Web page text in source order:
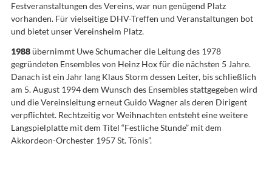
Festveranstaltungen des Vereins, war nun genügend Platz
vorhanden. Für vielseitige DHV-Treffen und Veranstaltungen bot
und bietet unser Vereinsheim Platz.
1988übernimmt Uwe Schumacher die Leitung des 1978
gegründeten Ensembles von Heinz Hox für die nächsten 5 Jahre.
Danach ist ein Jahr lang Klaus Storm dessen Leiter, bis schließlich
am 5. August 1994 dem Wunsch des Ensembles stattgegeben wird
und die Vereinsleitung erneut Guido Wagner als deren Dirigent
verpflichtet. Rechtzeitig vor Weihnachten entsteht eine weitere
Langspielplatte mit dem Titel “Festliche Stunde” mit dem
Akkordeon-Orchester 1957 St. Tönis”.